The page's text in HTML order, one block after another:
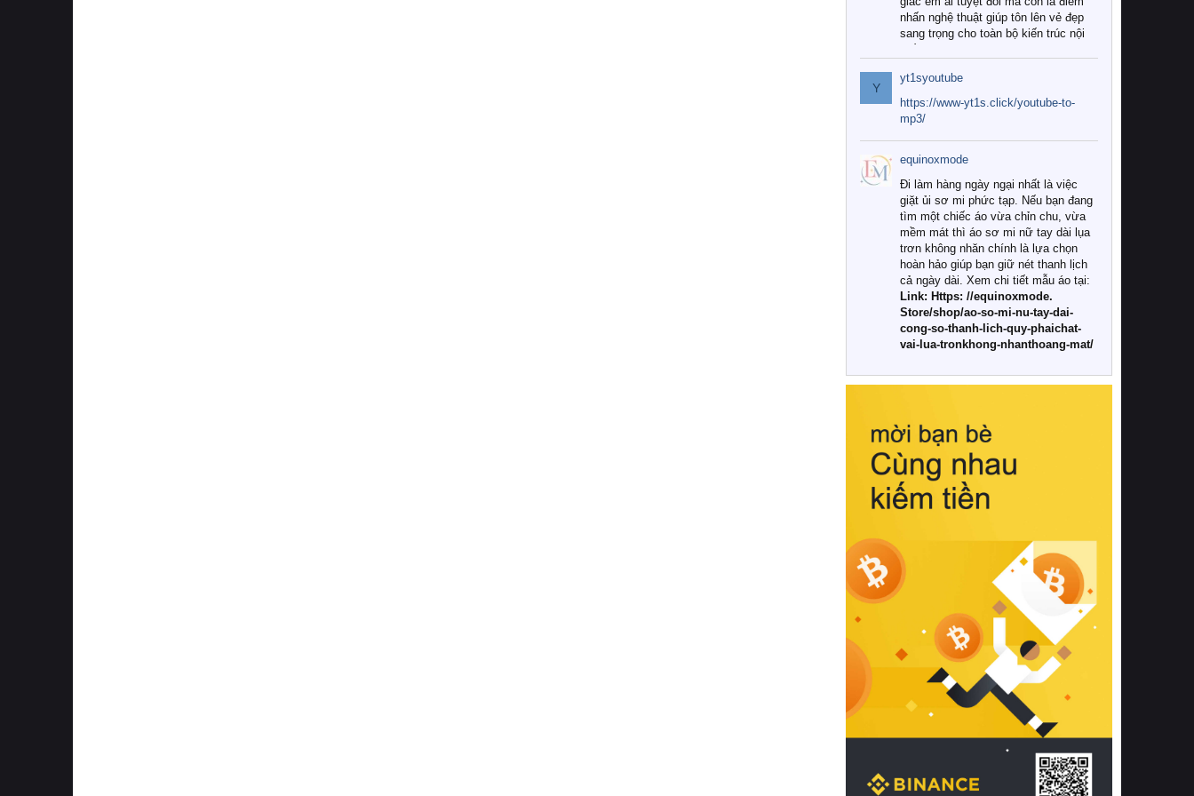
nhấn nghệ thuật giúp tôn lên vẻ đẹp
sang trọng cho toàn bộ kiến trúc nội
Tuy nhiên, giữa thị trường đa dạng
với vô vàn thương hiệu và mẫu mã
như hiện nay, làm thế nào để chọn
được những bộ chăn ga gối đệm cao
cấp thực sự chất lượng, phù hợp với
khí hậu và nhu cầu sử dụng của gia
đình? Hãy cùng chúng tôi đi tìm lời
giải đáp chi tiết qua bài viết dưới đây.
1. Tại sao các gia đình hiện đại lại ưa
chuộng chăn ga gối đệm cao cấp?
Khác với các dòng sản phẩm thông
thường, những bộ chăn ga gối đệm
cao cấp trải qua quy trình sản xuất
nghiêm ngặt từ khâu chọn lọc nguyên
liệu tự nhiên đến công nghệ dệt
nhuộm hiện đại không chứa hóa chất
này, bạn sẽ cảm nhận rõ rệt sự khác
hồi chuẩn xác của phần đệm nâng đỡ
cột sống.
Bên cạnh đó, việc lựa chọn các dòng
sản phẩm đạt chuẩn chất lượng quốc
tế còn giúp ngăn ngừa tình trạng kích
khuẩn và nấm mốc trong điều kiện
thời tiết nóng ẩm. Bạn có thể tìm hiểu
thêm các nghiên cứu khoa học về tác
động của giấc ngủ và môi trường
phòng ngủ đối với sức khỏe con
người tại Sleep Foundation (External
Link) để có cái nhìn toàn diện hơn.
2. Các tiêu chí vàng khi lựa chọn
chăn ga gối đệm cao cấp cho phòng
ngủ
Để sở hữu một bộ chăn ga gối đệm
cao cấp hoàn hảo cả về thẩm mỹ lẫn
công năng, người tiêu dùng cần cân
nhắc kỹ lưỡng các tiêu chí quan trọng
Y
yt1syoutube
https://www-yt1s.click/youtube-to-
mp3/
equinoxmode
Đi làm hàng ngày ngại nhất là việc
giặt ủi sơ mi phức tạp. Nếu bạn đang
tìm một chiếc áo vừa chỉn chu, vừa
mềm mát thì áo sơ mi nữ tay dài lụa
trơn không nhăn chính là lựa chọn
hoàn hảo giúp bạn giữ nét thanh lịch
cả ngày dài. Xem chi tiết mẫu áo tại:
Link: Https: //equinoxmode.
Store/shop/ao-so-mi-nu-tay-dai-
cong-so-thanh-lich-quy-phaichat-
vai-lua-tronkhong-nhanthoang-mat/